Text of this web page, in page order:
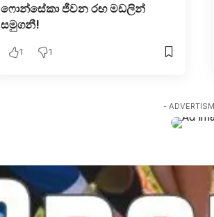
ෆොන්සේකා ජීවන රඟ මඩලින්
සමුගනී!
1 1
-